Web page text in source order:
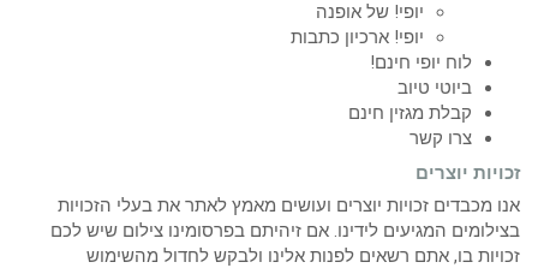
יופי! של אופנה
יופי! ארכיון כתבות
לוח יופי חינם!
ביוטי טיוב
קבלת מגזין חינם
צרו קשר
זכויות יוצרים
אנו מכבדים זכויות יוצרים ועושים מאמץ לאתר את בעלי הזכויות
בצילומים המגיעים לידינו. אם זיהיתם בפרסומינו צילום שיש לכם
זכויות בו, אתם רשאים לפנות אלינו ולבקש לחדול מהשימוש